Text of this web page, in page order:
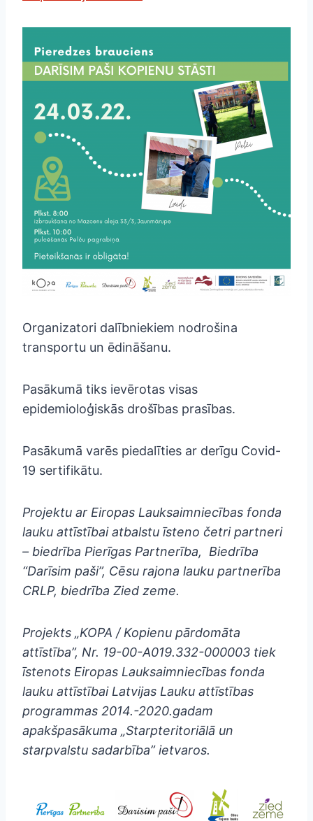
Organizatori dalībniekiem nodrošina
transportu un ēdināšanu.
Pasākumā tiks ievērotas visas
epidemioloģiskās drošības prasības.
Pasākumā varēs piedalīties ar derīgu Covid-
19 sertifikātu.
Projektu ar Eiropas Lauksaimniecības fonda
lauku attīstībai atbalstu īsteno četri partneri
– biedrība Pierīgas Partnerība, Biedrība
“Darīsim paši”, Cēsu rajona lauku partnerība
CRLP, biedrība Zied zeme.
Projekts „KOPA / Kopienu pārdomāta
attīstība”, Nr. 19-00-A019.332-000003 tiek
īstenots Eiropas Lauksaimniecības fonda
lauku attīstībai Latvijas Lauku attīstības
programmas 2014.-2020.gadam
apakšpasākuma „Starpteritoriālā un
starpvalstu sadarbība” ietvaros.